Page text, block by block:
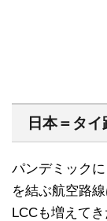
日本＝タイ
パンデミック
を結ぶ航空路
LCCも増えてき